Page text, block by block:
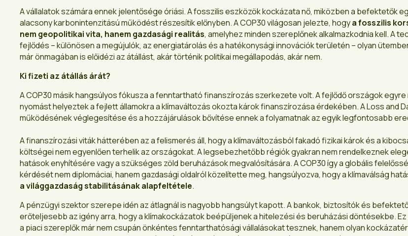
A vállalatok számára ennek jelentősége óriási. A fosszilis eszközök kockázata nő, miközben a befektetők
alacsony karbonintenzitású működést részesítik előnyben. A COP30 világosan jelezte, hogya fosszilis
nem geopolitikai vita, hanem gazdasági realitás, amelyhez minden szereplőnek alkalmazkodnia kell. A
fejlődés – különösen a megújulók, az energiatárolás és a hatékonysági innovációk területén – olyan
már önmagában is előidézi az átállást, akár történik politikai megállapodás, akár nem.
Ki fizeti az átállás árát?
A COP30 másik hangsúlyos fókusza a fenntartható finanszírozás szerkezete volt. A fejlődő országok
nyomást helyeztek a fejlett államokra a klímaváltozás okozta károk finanszírozása érdekében. A Loss and
működésének véglegesítése és a hozzájárulások bővítése ennek a folyamatnak az egyik legfontosabb
A finanszírozási viták hátterében az a felismerés áll, hogy a klímaváltozásból fakadó fizikai károk és a
költségei nem egyenlően terhelik az országokat. A legsebezhetőbb régiók gyakran nem rendelkeznek
hatások enyhítésére vagy a szükséges zöld beruházások megvalósítására. A COP30 így a globális
kérdését nem diplomáciai, hanem gazdasági oldalról közelítette meg, hangsúlyozva, hogy a klímaválság
a világgazdaság stabilitásának alapfeltétele.
A pénzügyi szektor szerepe idén az átlagnál is nagyobb hangsúlyt kapott. A bankok, biztosítók és
erőteljesebb az igény arra, hogy a klímakockázatok beépüljenek a hitelezési és beruházási döntésekbe.
a piaci szereplők már nem csupán önkéntes fenntarthatósági vállalásokat tesznek, hanem olyan